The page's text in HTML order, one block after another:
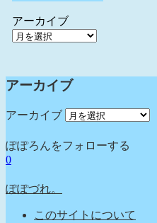
アーカイブ
アーカイブ
アーカイブ
ぽぽろんをフォローする
0
ぽぽづれ。
このサイトについて